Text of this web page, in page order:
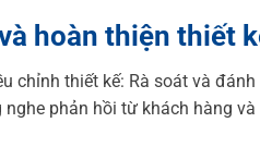
hoàn thiện thiết
chỉnh thiết kế: Rà soát và
nghe phản hồi từ khách hàng